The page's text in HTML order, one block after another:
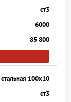
ст3
6000
85 800
100х10
ст3